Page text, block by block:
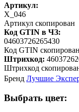
Артикул:
X_046
Артикул скопирован
Код GTIN в ЧЗ:
04603726265430
Код GTIN скопирован
Штрихкод:
Штрихкод
Бренд Лучшие
Выбрать цвет: